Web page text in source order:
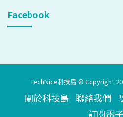
Facebook
TechNice科技島 © Copyright
關於科技島 聯絡我們
訂閱電